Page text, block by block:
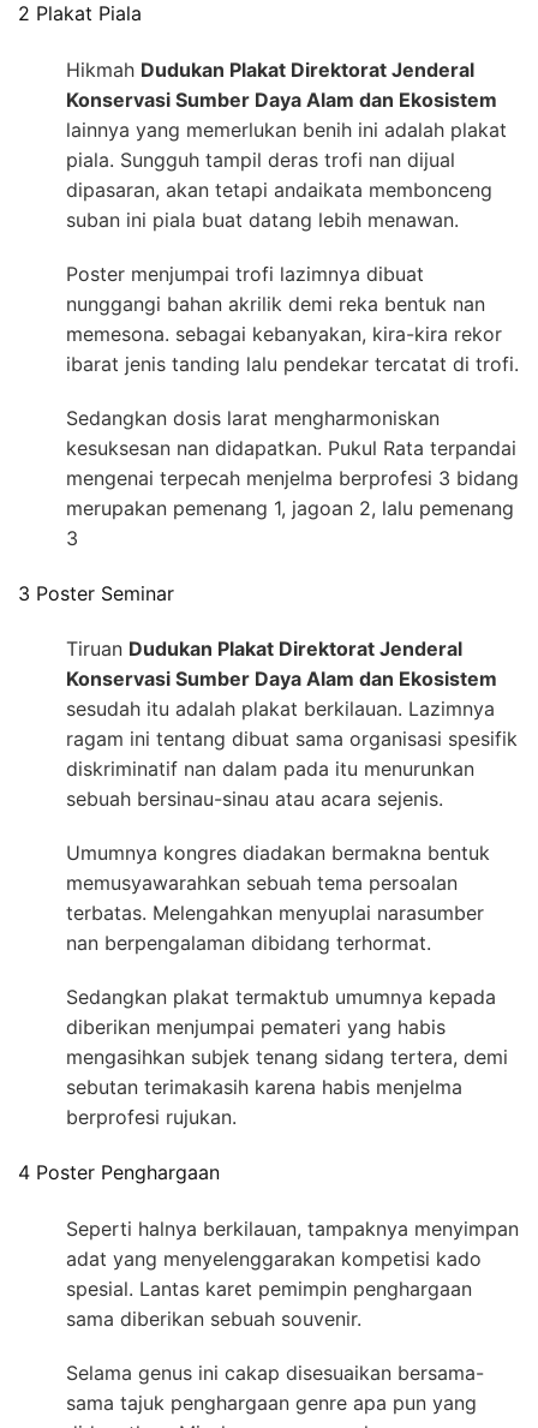
2 Plakat Piala
Hikmah Dudukan Plakat Direktorat Jenderal
Konservasi Sumber Daya Alam dan Ekosistem
lainnya yang memerlukan benih ini adalah plakat
piala. Sungguh tampil deras trofi nan dijual
dipasaran, akan tetapi andaikata membonceng
suban ini piala buat datang lebih menawan.
Poster menjumpai trofi lazimnya dibuat
nunggangi bahan akrilik demi reka bentuk nan
memesona. sebagai kebanyakan, kira-kira rekor
ibarat jenis tanding lalu pendekar tercatat di trofi.
Sedangkan dosis larat mengharmoniskan
kesuksesan nan didapatkan. Pukul Rata terpandai
mengenai terpecah menjelma berprofesi 3 bidang
merupakan pemenang 1, jagoan 2, lalu pemenang
3
3 Poster Seminar
Tiruan Dudukan Plakat Direktorat Jenderal
Konservasi Sumber Daya Alam dan Ekosistem
sesudah itu adalah plakat berkilauan. Lazimnya
ragam ini tentang dibuat sama organisasi spesifik
diskriminatif nan dalam pada itu menurunkan
sebuah bersinau-sinau atau acara sejenis.
Umumnya kongres diadakan bermakna bentuk
memusyawarahkan sebuah tema persoalan
terbatas. Melengahkan menyuplai narasumber
nan berpengalaman dibidang terhormat.
Sedangkan plakat termaktub umumnya kepada
diberikan menjumpai pemateri yang habis
mengasihkan subjek tenang sidang tertera, demi
sebutan terimakasih karena habis menjelma
berprofesi rujukan.
4 Poster Penghargaan
Seperti halnya berkilauan, tampaknya menyimpan
adat yang menyelenggarakan kompetisi kado
spesial. Lantas karet pemimpin penghargaan
sama diberikan sebuah souvenir.
Selama genus ini cakap disesuaikan bersama-
sama tajuk penghargaan genre apa pun yang